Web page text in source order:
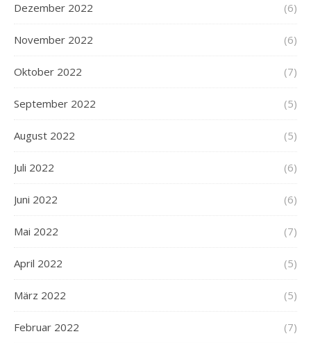
Dezember 2022 (6)
November 2022 (6)
Oktober 2022 (7)
September 2022 (5)
August 2022 (5)
Juli 2022 (6)
Juni 2022 (6)
Mai 2022 (7)
April 2022 (5)
März 2022 (5)
Februar 2022 (7)